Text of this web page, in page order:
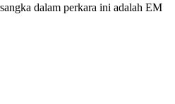
dalam perkara ini adalah EM